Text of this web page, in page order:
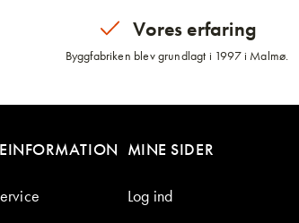
Vores erfaring
Byggfabriken blev grundlagt i 1997 i Malmø.
MINE SIDER
Log ind